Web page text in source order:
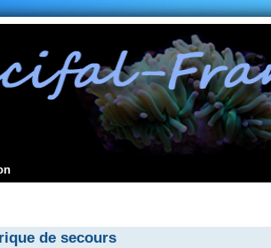
de secours